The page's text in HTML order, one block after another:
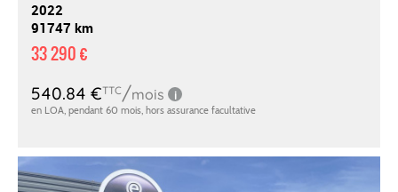
2022
91747 km
33 290 €